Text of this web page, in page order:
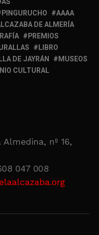
PINGURUCHO
AAAA
DE ALMERÍA
PREMIOS
LIBRO
DE JAYRÁN
MUSEOS
CULTURAL
nº 16,
047 008